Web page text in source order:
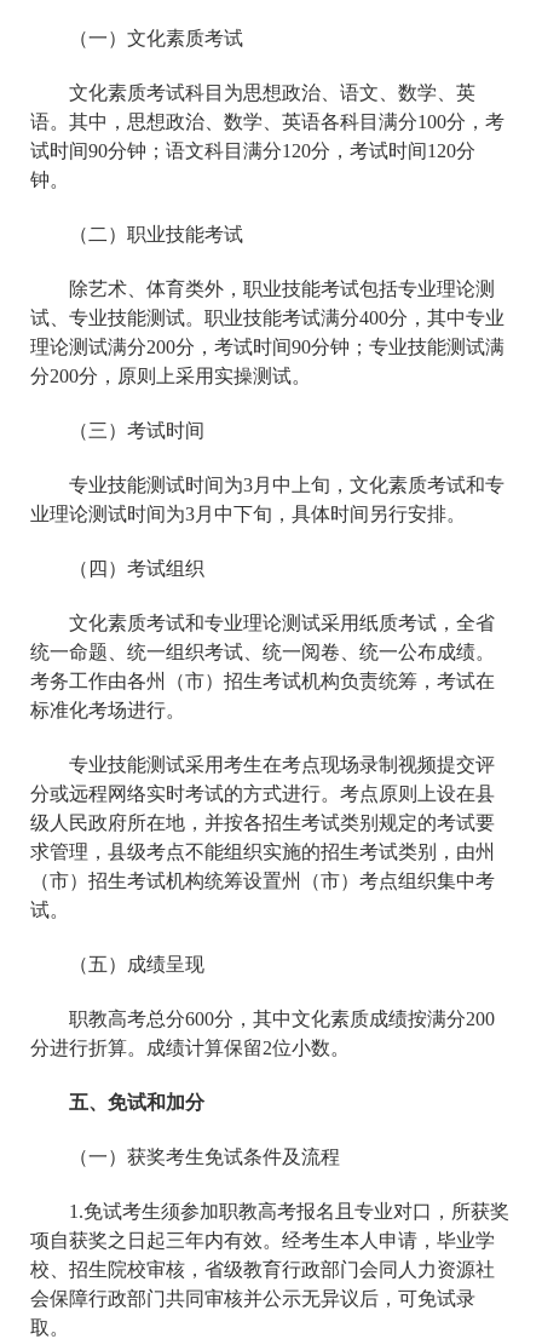
（一）文化素质考试
文化素质考试科目为思想政治、语文、数学、英
语。其中，思想政治、数学、英语各科目满分100分，考
试时间90分钟；语文科目满分120分，考试时间120分
钟。
（二）职业技能考试
除艺术、体育类外，职业技能考试包括专业理论测
试、专业技能测试。职业技能考试满分400分，其中专业
理论测试满分200分，考试时间90分钟；专业技能测试满
分200分，原则上采用实操测试。
（三）考试时间
专业技能测试时间为3月中上旬，文化素质考试和专
业理论测试时间为3月中下旬，具体时间另行安排。
（四）考试组织
文化素质考试和专业理论测试采用纸质考试，全省
统一命题、统一组织考试、统一阅卷、统一公布成绩。
考务工作由各州（市）招生考试机构负责统筹，考试在
标准化考场进行。
专业技能测试采用考生在考点现场录制视频提交评
分或远程网络实时考试的方式进行。考点原则上设在县
级人民政府所在地，并按各招生考试类别规定的考试要
求管理，县级考点不能组织实施的招生考试类别，由州
（市）招生考试机构统筹设置州（市）考点组织集中考
试。
（五）成绩呈现
职教高考总分600分，其中文化素质成绩按满分200
分进行折算。成绩计算保留2位小数。
五、免试和加分
（一）获奖考生免试条件及流程
1.免试考生须参加职教高考报名且专业对口，所获奖
项自获奖之日起三年内有效。经考生本人申请，毕业学
校、招生院校审核，省级教育行政部门会同人力资源社
会保障行政部门共同审核并公示无异议后，可免试录
取。